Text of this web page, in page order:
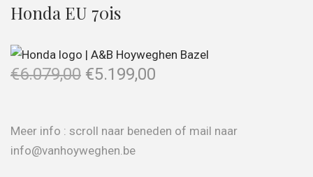
Honda EU 70is
€6.079,00 €5.199,00
Meer info : scroll naar beneden of mail naar
info@vanhoyweghen.be